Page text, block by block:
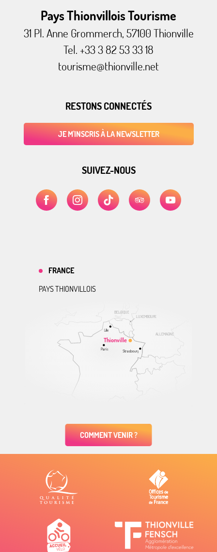
Pays Thionvillois Tourisme
31 Pl. Anne Grommerch, 57100 Thionville
Tel. +33 3 82 53 33 18
tourisme@thionville.net
RESTONS CONNECTÉS
JE M'INSCRIS À LA NEWSLETTER
SUIVEZ-NOUS
ALLEMAGNE
BELGIQUE
LUXEMBOURG
Thionville
Lille
Paris Strasbourg
FRANCE
PAYS THIONVILLOIS
COMMENT VENIR ?